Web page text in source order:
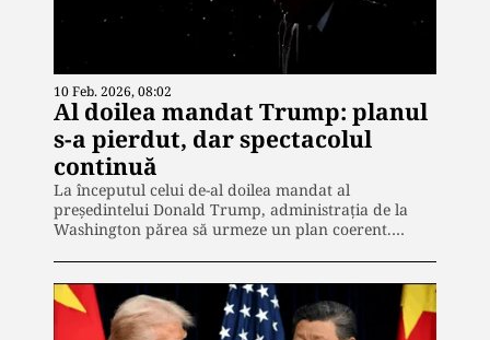
10 Feb. 2026, 08:02
Al doilea mandat Trump: planul
s-a pierdut, dar spectacolul
continuă
La începutul celui de-al doilea mandat al
președintelui Donald Trump, administrația de la
Washington părea să urmeze un plan coerent.…